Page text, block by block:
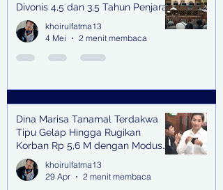
Divonis 4,5 dan 3,5 Tahun Penjara
khoirulfatma13
4 Mei
2 menit membaca
Dina Marisa Tanamal Terdakwa
Tipu Gelap Hingga Rugikan
Korban Rp 5,6 M dengan Modus
Kerja Sama Impor Bodong
khoirulfatma13
29 Apr
2 menit membaca